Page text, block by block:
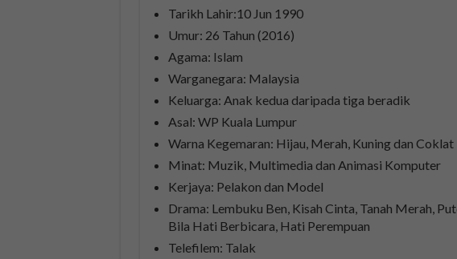
Tarikh Lahir:10 Jun 1990
Umur: 26 Tahun (2016)
Agama: Islam
Warganegara: Malaysia
Keluarga: Anak kedua daripada tiga beradik
Asal: WP Kuala Lumpur
Warna Kegemaran: Hijau, Merah, Kuning dan Coklat
Minat: Muzik, Multimedia dan Animasi Komputer
Kerjaya: Pelakon dan Model
Drama: Lembuku Ben, Kisah Cinta, Tanah Merah,
Bila Hati Berbicara, Hati Perempuan
Telefilem: Talak